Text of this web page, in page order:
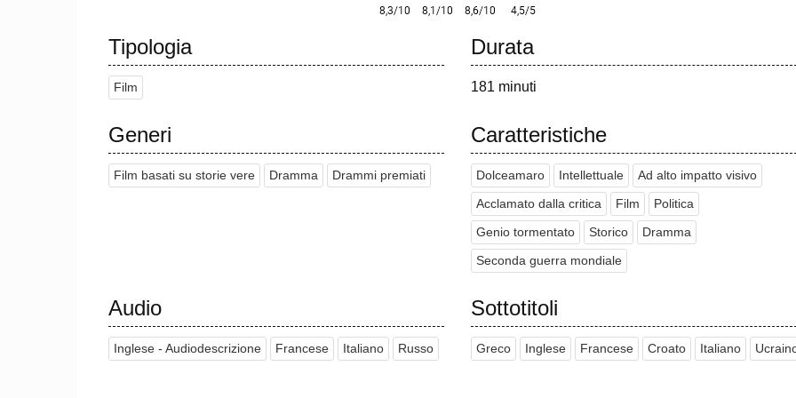
Tipologia
Film
Durata
181 minuti
Generi
Film basati su storie vere Dramma Drammi premiati
Caratteristiche
Dolceamaro Intellettuale Ad alto impatto visivo
Acclamato dalla critica Film Politica
Genio tormentato Storico Dramma
Seconda guerra mondiale
Audio
Inglese - Audiodescrizione Francese Italiano Russo
Sottotitoli
Greco Inglese Francese Croato Italiano